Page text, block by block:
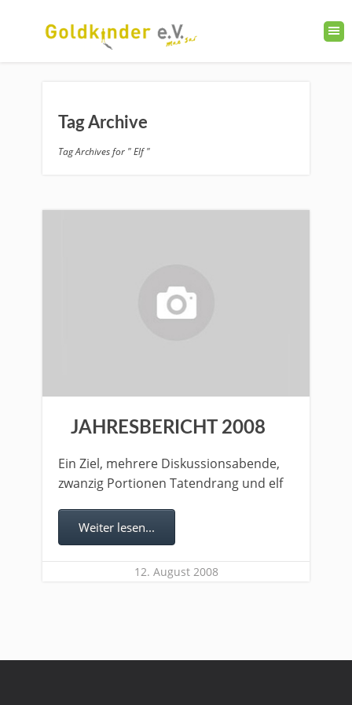
Tag Archive
Tag Archives for " Elf "
JAHRESBERICHT 2008
Ein Ziel, mehrere Diskussionsabende,
zwanzig Portionen Tatendrang und elf
Weiter lesen...
12. August 2008